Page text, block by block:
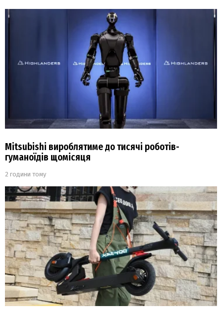
Mitsubishi вироблятиме до тисячі роботів-
гуманоїдів щомісяця
2 години тому